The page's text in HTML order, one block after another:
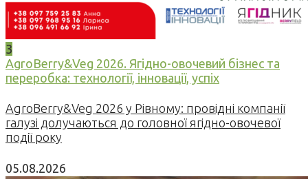
3
AgroBerry&Veg 2026. Ягідно-овочевий бізнес та
переробка: технології, інновації, успіх
AgroBerry&Veg 2026 у Рівному: провідні компанії
галузі долучаються до головної ягідно-овочевої
події року
05.08.2026